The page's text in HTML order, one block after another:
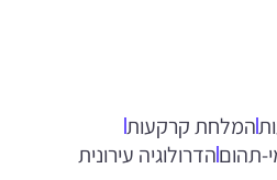
המלחת קרקעות
תהוםהדרולוגיה עירונית